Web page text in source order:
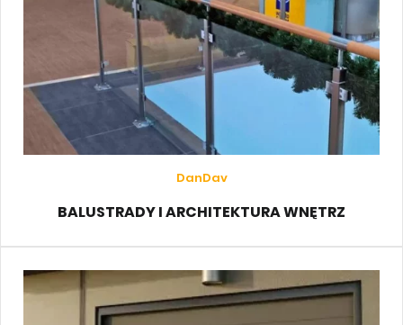
DanDav
BALUSTRADY I ARCHITEKTURA WNĘTRZ